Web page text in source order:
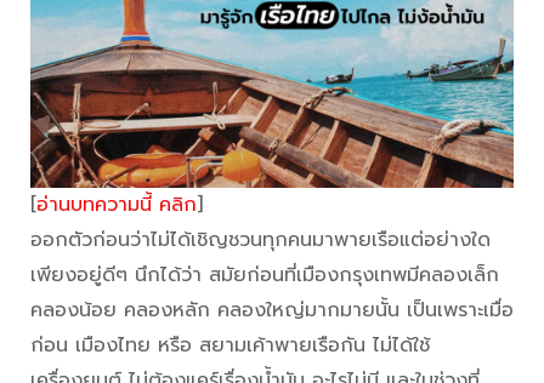
[อ่านบทความนี้ คลิก]
ออกตัวก่อนว่าไม่ได้เชิญชวนทุกคนมาพายเรือแต่อย่างใด
เพียงอยู่ดีๆ นึกได้ว่า สมัยก่อนที่เมืองกรุงเทพมีคลองเล็ก
คลองน้อย คลองหลัก คลองใหญ่มากมายนั้น เป็นเพราะเมื่อ
ก่อน เมืองไทย หรือ สยามเค้าพายเรือกัน ไม่ได้ใช้